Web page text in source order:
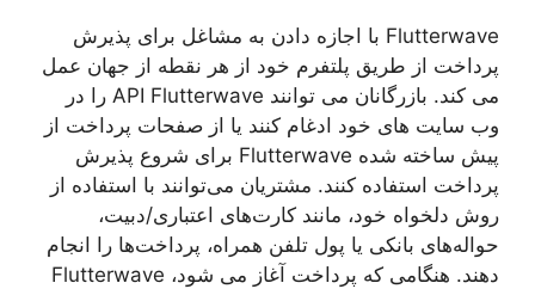
Flutterwave با اجازه دادن به مشاغل برای پذیرش
پرداخت از طریق پلتفرم خود از هر نقطه از جهان عمل
می کند. بازرگانان می توانند API Flutterwave را در
وب سایت های خود ادغام کنند یا از صفحات پرداخت از
پیش ساخته شده Flutterwave برای شروع پذیرش
پرداخت استفاده کنند. مشتریان می‌توانند با استفاده از
روش دلخواه خود، مانند کارت‌های اعتباری/دبیت،
حواله‌های بانکی یا پول تلفن همراه، پرداخت‌ها را انجام
دهند. هنگامی که پرداخت آغاز می شود، Flutterwave